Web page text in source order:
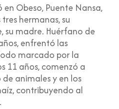
en Obeso, Puente Nansa,
hermanas, su
su madre. Huérfano de
enfrentó las
marcado por la
11 años, comenzó a
animales y en los
contribuyendo al